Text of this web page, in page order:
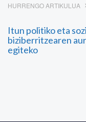
HURRENGO ARTIKULUA
Itun politiko eta
biziberritzearen
egiteko